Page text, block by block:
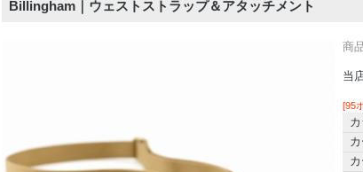
Billingham｜ウェストストラップ＆アタッチメント
商
当
[95